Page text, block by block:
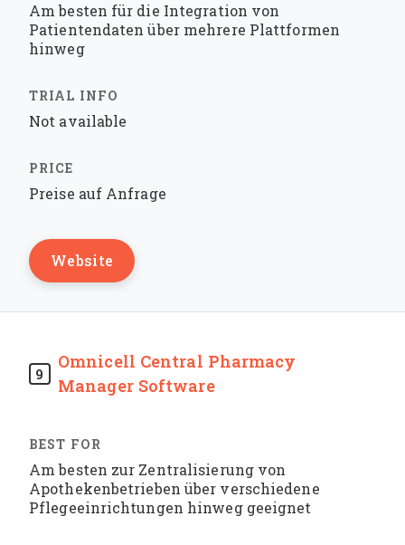
Am besten für die Integration von
Patientendaten über mehrere Plattformen
hinweg
Not available
Preise auf Anfrage
Website
9
Omnicell Central Pharmacy
Manager Software
Am besten zur Zentralisierung von
Apothekenbetrieben über verschiedene
Pflegeeinrichtungen hinweg geeignet